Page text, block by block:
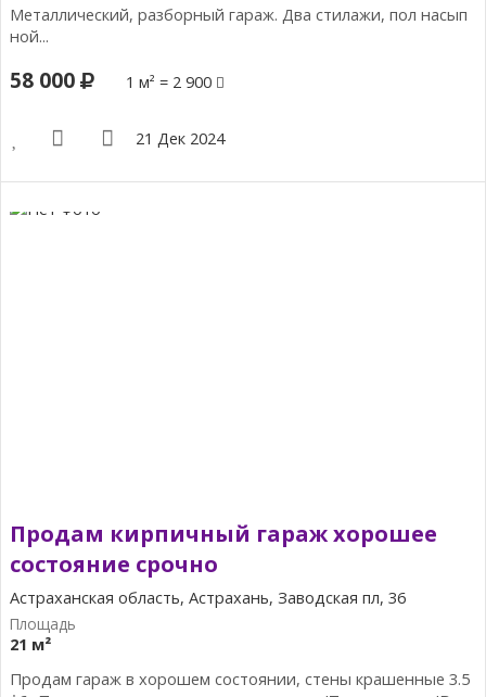
Металлический, разборный гараж. Два стилажи, пол насып
ной...
58 000 1 м² = 2 900
21 Дек 2024
Продам кирпичный гараж хорошее
состояние срочно
Астраханская область, Астрахань, Заводская пл, 36
21 м²
Продам гараж в хорошем состоянии, стены крашенные 3.5